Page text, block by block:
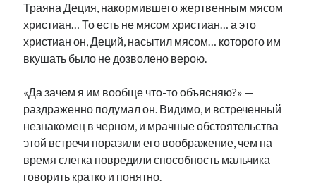
Траяна Деция, накормившего жертвенным мясом
христиан… То есть не мясом христиан… а это
христиан он, Деций, насытил мясом… которого им
вкушать было не дозволено верою.
«Да зачем я им вообще что-то объясняю?» —
раздраженно подумал он. Видимо, и встреченный
незнакомец в черном, и мрачные обстоятельства
этой встречи поразили его воображение, чем на
время слегка повредили способность мальчика
говорить кратко и понятно.